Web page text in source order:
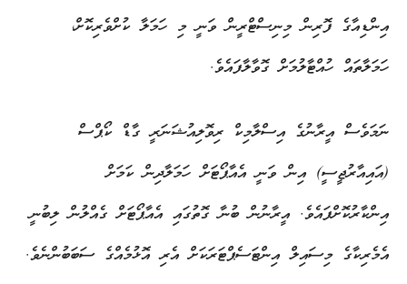
އިންޑިއާގެ ފޮރިން މިނިސްޓްރީން ވަނީ މި ހަމަލާ ކުށްވެރިކޮށް،
ހަމަލާތައް ހުއްޓާލުމަށް ގޮވާލާފައެވެ.
ނަމަވެސް އީރާނުގެ އިސްލާމިކް ރިވޮލިއުޝަނަރީ ގާޑް ކޯޕްސް
(އައިއާރުޖީސީ) އިން ވަނީ އެއާޕޯޓަށް ހަމަލާދިން ކަމަށް
އިންކާރުކޮށްފައެވެ. އީރާނުން ބުނާ ގޮތުގައި އެއާޕޯޓަށް ގެއްލުން ލިބުނީ
އެމެރިކާގެ މިސައިލް އިންޓަސެޕްޓަރަކަށް އެރި އޮޅުމެއްގެ ސަބަބުންނެވެ.